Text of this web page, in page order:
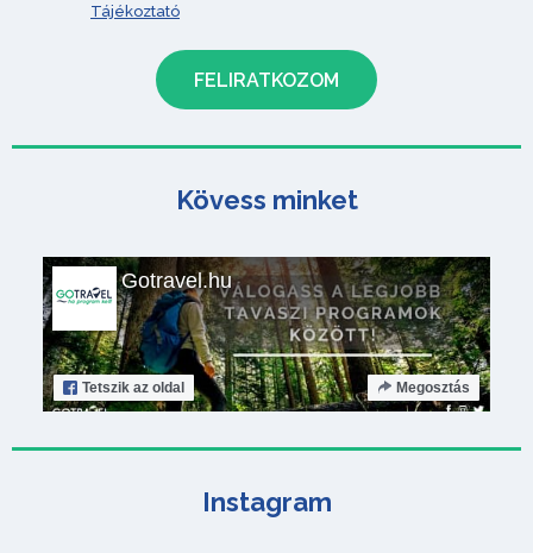
Tájékoztató
Kövess minket
Gotravel.hu
Tetszik az oldal Megosztás
Instagram